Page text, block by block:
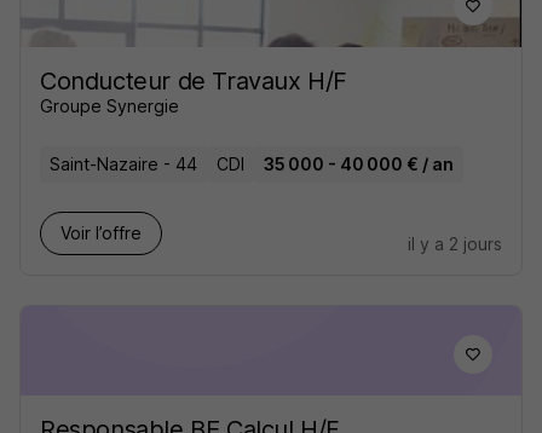
Conducteur de Travaux H/F
Groupe Synergie
Saint-Nazaire - 44 CDI 35 000 - 40 000 € / an
Voir l’offre
il y a 2 jours